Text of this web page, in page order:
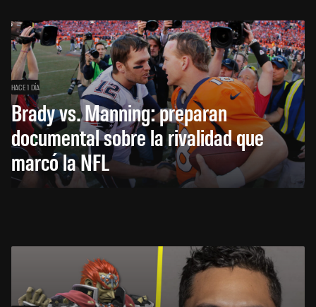
HACE 1 DÍA
Brady vs. Manning: preparan
documental sobre la rivalidad que
marcó la NFL